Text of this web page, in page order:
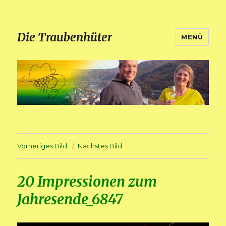
Die Traubenhüter MENÜ
Vorheriges Bild Nächstes Bild
20 Impressionen zum
Jahresende_6847